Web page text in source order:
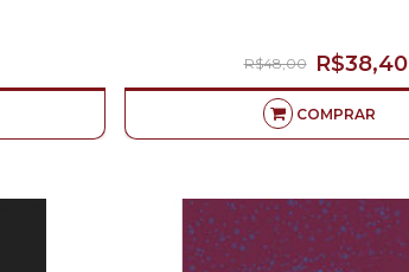
R$38,40
R$48,00
COMPRAR